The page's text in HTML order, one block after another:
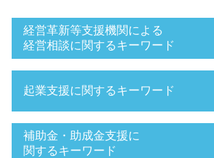
経営革新等支援機関による
経営相談に関するキーワード
認定支援機関 経営改善計画
早期 経営改善 計画
創業 計画書 とは
小規模事業者
起業支援に関するキーワード
合同会社 法人税
増資 手続き
補助金・助成金支援に
関するキーワード